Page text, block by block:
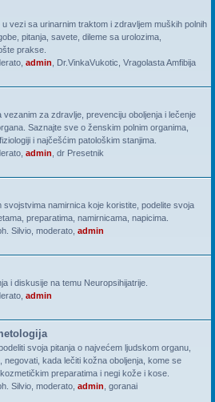
vezi sa urinarnim traktom i zdravljem muških polnih
pitanja, savete, dileme sa urolozima,
prakse.
admin Dr.VinkaVukotic Vragolasta Amfibija
vezanim za zdravlje, prevenciju oboljenja i lečenje
Saznajte sve o ženskim polnim organima,
i najčešćim patološkim stanjima.
admin dr Presetnik
svojstvima namirnica koje koristite, podelite svoja
preparatima, namirnicama, napicima.
Silvio moderato admin
i diskusije na temu Neuropsihijatrije.
admin
svoja pitanja o najvećem ljudskom organu,
kada lečiti kožna oboljenja, kome se
preparatima i negi kože i kose.
Silvio moderato admin goranai